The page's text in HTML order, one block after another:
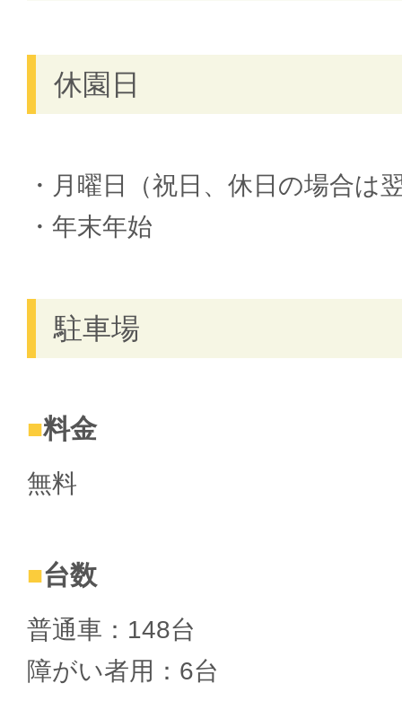
休園日
月曜日（祝日、休日の場合は
年末年始
駐車場
料金
無料
台数
普通車：148台
障がい者用：6台